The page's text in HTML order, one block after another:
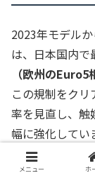
2023年モデル
は、日本国内で
（欧州のEuro5
この規制をク
率を見直し、触
幅に強化してい
れる「O2セン
の状態を監視
メニュー ホ